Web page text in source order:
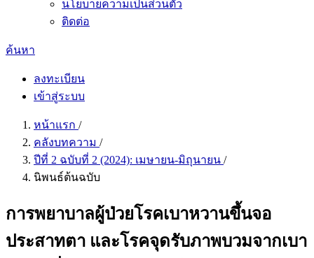
นโยบายความเป็นส่วนตัว
ติดต่อ
ค้นหา
ลงทะเบียน
เข้าสู่ระบบ
หน้าแรก /
คลังบทความ /
ปีที่ 2 ฉบับที่ 2 (2024): เมษายน-มิถุนายน /
นิพนธ์ต้นฉบับ
การพยาบาลผู้ป่วยโรคเบาหวานขึ้นจอ
ประสาทตา และโรคจุดรับภาพบวมจากเบา